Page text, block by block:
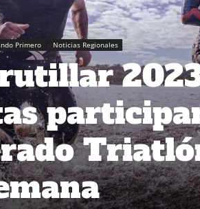
Primero Noticias Regionales